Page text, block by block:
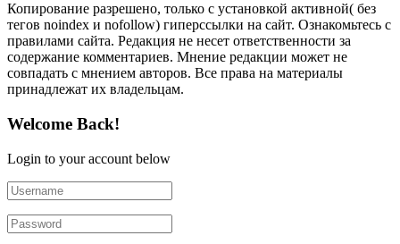
Копирование разрешено, только с установкой активной( без
тегов noindex и nofollow) гиперссылки на сайт. Ознакомьтесь с
правилами сайта. Редакция не несет ответственности за
содержание комментариев. Мнение редакции может не
совпадать с мнением авторов. Все права на материалы
принадлежат их владельцам.
Welcome Back!
Login to your account below